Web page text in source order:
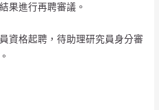
果進行再聘審議。
資格起聘，待助理研究員身分審